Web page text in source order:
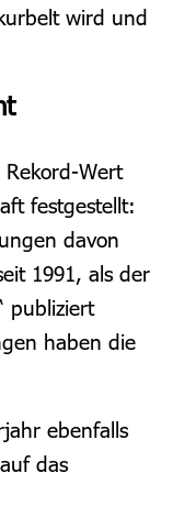
wird und
Wert
festgestellt:
davon
1991, als der
publiziert
haben die
ebenfalls
das